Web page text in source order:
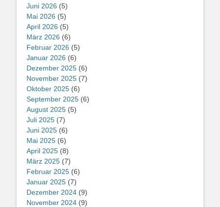
Juni 2026 (5)
Mai 2026 (5)
April 2026 (5)
März 2026 (6)
Februar 2026 (5)
Januar 2026 (6)
Dezember 2025 (6)
November 2025 (7)
Oktober 2025 (6)
September 2025 (6)
August 2025 (5)
Juli 2025 (7)
Juni 2025 (6)
Mai 2025 (6)
April 2025 (8)
März 2025 (7)
Februar 2025 (6)
Januar 2025 (7)
Dezember 2024 (9)
November 2024 (9)